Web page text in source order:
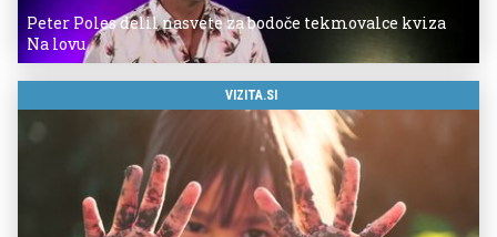
Peter Poles delil nasvete za bodoče tekmovalce kviza
Na lovu
VIZITA.SI